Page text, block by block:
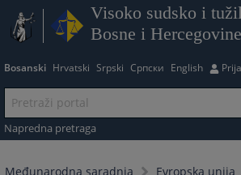
Visoko sudsko i
Bosne i Hercegovine
Bosanski Hrvatski Srpski Српски English
Napredna pretraga
Međunarodna saradnja
Evropska unija